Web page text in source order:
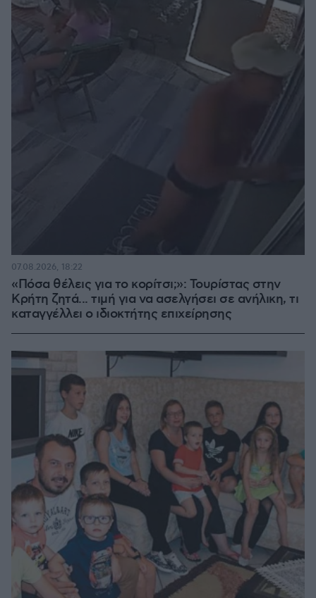
«Πόσα θέλεις για το κορίτσι;»: Τουρίστας στην
Κρήτη ζητά... τιμή για να ασελγήσει σε ανήλικη, τι
καταγγέλλει ο ιδιοκτήτης επιχείρησης
07.08.2026, 18:22